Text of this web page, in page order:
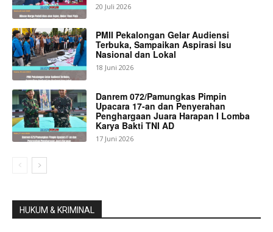
20 Juli 2026
PMII Pekalongan Gelar Audiensi
Terbuka, Sampaikan Aspirasi Isu
Nasional dan Lokal
18 Juni 2026
Danrem 072/Pamungkas Pimpin
Upacara 17-an dan Penyerahan
Penghargaan Juara Harapan I Lomba
Karya Bakti TNI AD
17 Juni 2026
HUKUM & KRIMINAL